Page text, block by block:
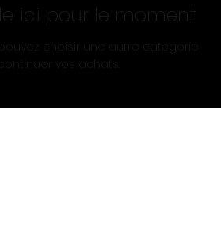
ici pour le moment
choisir une autre catégorie
vos achats.